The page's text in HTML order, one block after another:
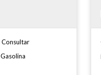
Consultar
Gasolina